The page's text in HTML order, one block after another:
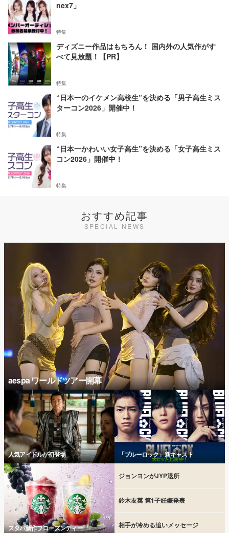
nex7」
特集
ディズニー作品はもちろん！ 国内外の人気作がす
べて見放題！【PR】
特集
“日本一のイケメン高校生”を決める「男子高生ミス
ターコン2026」開催中！
特集
“日本一かわいい女子高生”を決める「女子高生ミス
コン2026」開催中！
特集
おすすめ記事
SPECIAL NEWS
aespa ワールドツアー開幕
人気アイドルが初登場 「ブルーロック」新キャスト
スタバ新作フローズンティー
ジョンヨンがJYP退所
鈴木友菜 第1子妊娠発表
相手が冷める追いメッセージ